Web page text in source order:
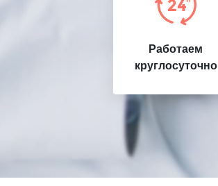
Работаем
круглосуточно